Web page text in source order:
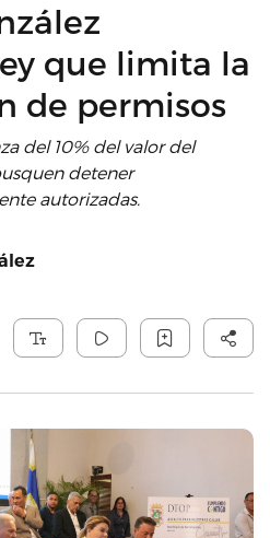
que limita la
de permisos
del 10% del valor del
detener
autorizadas.